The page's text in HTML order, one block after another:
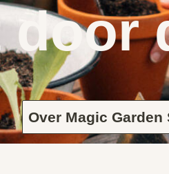
door
Over Magic Garden